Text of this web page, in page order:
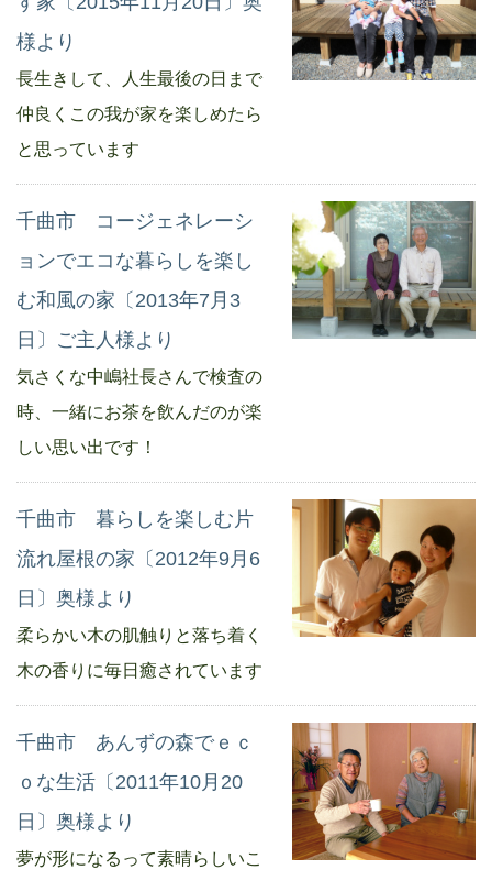
様より
長生きして、人生最後の日まで
仲良くこの我が家を楽しめたら
と思っています
千曲市 コージェネレーシ
ョンでエコな暮らしを楽し
む和風の家〔2013年7月3
日〕ご主人様より
気さくな中嶋社長さんで検査の
時、一緒にお茶を飲んだのが楽
しい思い出です！
千曲市 暮らしを楽しむ片
流れ屋根の家〔2012年9月6
日〕奥様より
柔らかい木の肌触りと落ち着く
木の香りに毎日癒されています
千曲市 あんずの森でｅｃ
ｏな生活〔2011年10月20
日〕奥様より
夢が形になるって素晴らしいこ